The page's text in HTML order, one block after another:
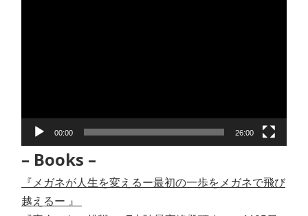
ー
00:00 26:00
– Books –
『メガネが人生を変えるー最初の一歩をメガネで飛び
越えるー 』